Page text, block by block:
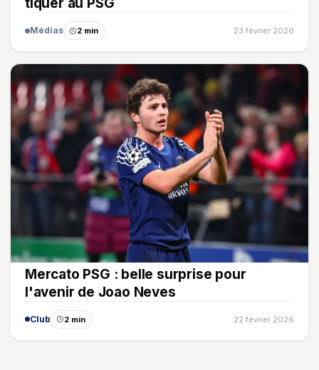
Médias 2 min 23 février 2026
Mercato PSG : belle surprise pour
l'avenir de Joao Neves
Club 2 min 22 février 2026